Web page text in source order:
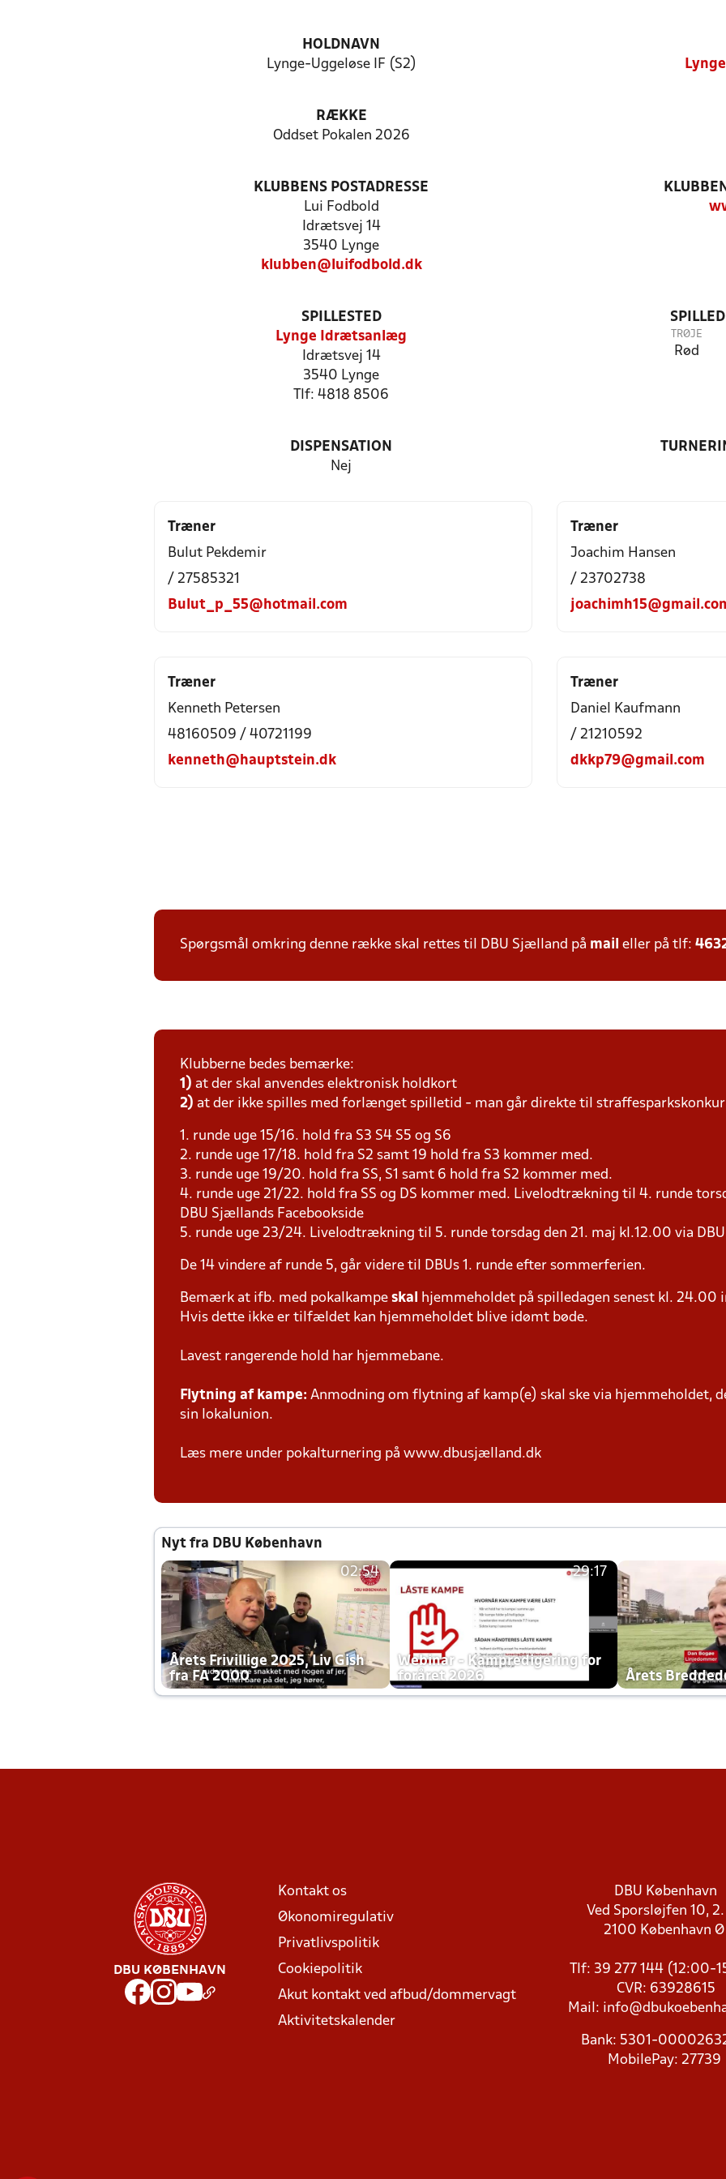
HOLDNAVN
Lynge-Uggeløse IF (S2)
RÆKKE
Oddset Pokalen 2026
KLUBBENS POSTADRESSE
Lui Fodbold
Idrætsvej 14
3540 Lynge
klubben@luifodbold.dk
SPILLESTED
Lynge Idrætsanlæg
Idrætsvej 14
3540 Lynge
Tlf: 4818 8506
TRØJE
Rød
DISPENSATION
Nej
Træner
Bulut Pekdemir
/ 27585321
Bulut_p_55@hotmail.com
Træner
Joachim Hansen
/ 23702738
Træner
Kenneth Petersen
48160509 / 40721199
kenneth@hauptstein.dk
Træner
Daniel Kaufmann
/ 21210592
dkkp79@gmail.com
Spørgsmål omkring denne række skal rettes til DBU Sjælland på mail eller på tlf:
Klubberne bedes bemærke:
1) at der skal anvendes elektronisk holdkort
2) at der ikke spilles med forlænget spilletid - man går direkte til
1. runde uge 15/16. hold fra S3 S4 S5 og S6
2. runde uge 17/18. hold fra S2 samt 19 hold fra S3 kommer med.
3. runde uge 19/20. hold fra SS, S1 samt 6 hold fra S2 kommer med.
4. runde uge 21/22. hold fra SS og DS kommer med. Livelodtrækning til 4. runde
DBU Sjællands Facebookside
5. runde uge 23/24. Livelodtrækning til 5. runde torsdag den 21. maj kl.12.00 via
De 14 vindere af runde 5, går videre til DBUs 1. runde efter sommerferien.
Bemærk at ifb. med pokalkampe skal
hjemmeholdet på spilledagen senest kl. 24.00
Hvis dette ikke er tilfældet kan hjemmeholdet blive idømt bøde.
Lavest rangerende hold har hjemmebane.
Flytning af kampe: Anmodning om flytning af kamp(e) skal ske via hjemmeholdet,
sin lokalunion.
Læs mere under pokalturnering på www.dbusjælland.dk
Nyt fra DBU København
02:54
Årets Frivillige 2025, Liv Gish
fra FA 2000
29:17
Webinar - Kampredigering for
foråret 2026
Årets
DBU KØBENHAVN
Kontakt os
Økonomiregulativ
Privatlivspolitik
Cookiepolitik
Akut kontakt ved afbud/dommervagt
Aktivitetskalender
DBU København
Ved Sporsløjfen 10, 2.
2100 København Ø
Tlf: 39 277 144 (12:00-
CVR: 63928615
Mail:
Bank: 5301-
MobilePay: 27739